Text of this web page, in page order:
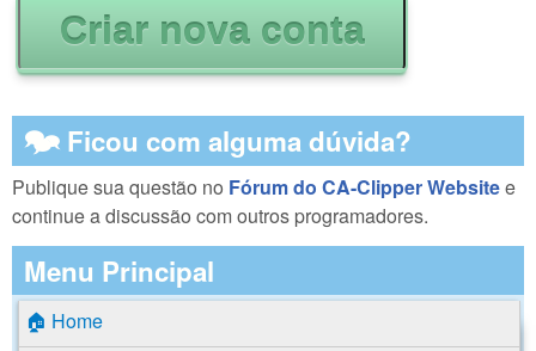
🗫 Ficou com alguma dúvida?
Publique sua questão no Fórum do CA-Clipper Websitee
continue a discussão com outros programadores.
Menu Principal
🏠 Home